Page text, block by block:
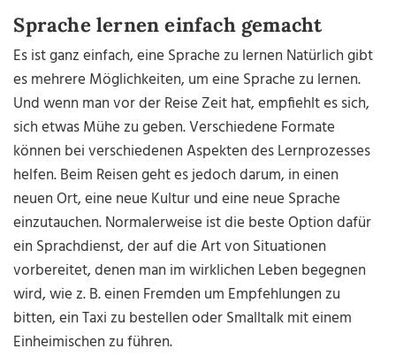
Sprache lernen einfach gemacht
Es ist ganz einfach, eine Sprache zu lernen Natürlich gibt
es mehrere Möglichkeiten, um eine Sprache zu lernen.
Und wenn man vor der Reise Zeit hat, empfiehlt es sich,
sich etwas Mühe zu geben. Verschiedene Formate
können bei verschiedenen Aspekten des Lernprozesses
helfen. Beim Reisen geht es jedoch darum, in einen
neuen Ort, eine neue Kultur und eine neue Sprache
einzutauchen. Normalerweise ist die beste Option dafür
ein Sprachdienst, der auf die Art von Situationen
vorbereitet, denen man im wirklichen Leben begegnen
wird, wie z. B. einen Fremden um Empfehlungen zu
bitten, ein Taxi zu bestellen oder Smalltalk mit einem
Einheimischen zu führen.